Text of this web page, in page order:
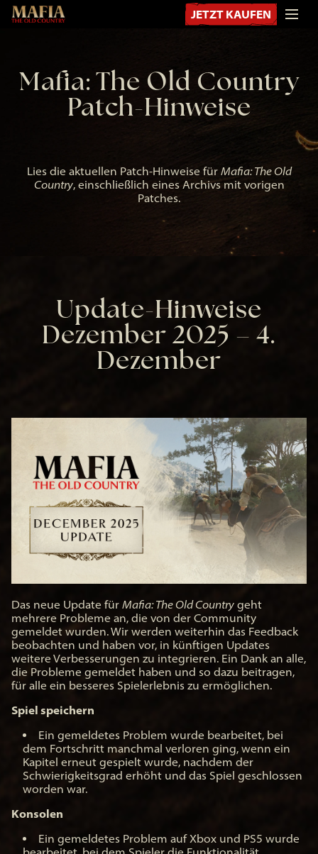
JETZT KAUFEN
Mafia: The Old Country
Patch-Hinweise
Lies die aktuellen Patch-Hinweise für Mafia: The Old
Country, einschließlich eines Archivs mit vorigen
Patches.
Update-Hinweise
Dezember 2025 – 4.
Dezember
Das neue Update für Mafia: The Old Country geht
mehrere Probleme an, die von der Community
gemeldet wurden. Wir werden weiterhin das Feedback
beobachten und haben vor, in künftigen Updates
weitere Verbesserungen zu integrieren. Ein Dank an alle,
die Probleme gemeldet haben und so dazu beitragen,
für alle ein besseres Spielerlebnis zu ermöglichen.
Spiel speichern
Ein gemeldetes Problem wurde bearbeitet, bei
dem Fortschritt manchmal verloren ging, wenn ein
Kapitel erneut gespielt wurde, nachdem der
Schwierigkeitsgrad erhöht und das Spiel geschlossen
worden war.
Konsolen
Ein gemeldetes Problem auf Xbox und PS5 wurde